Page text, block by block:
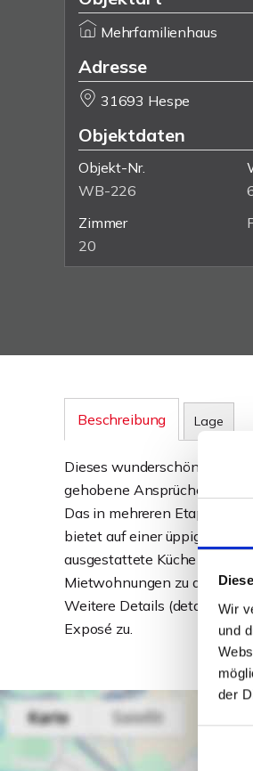
Wir
und
der
Mehrfamilienhaus
Adresse
31693 Hespe
Objektdaten
Objekt-Nr.
WB-226
Zimmer
20
Beschreibung Lage
Dieses wunderschöne
gehobene Ansprüche und
Das in mehreren Etappen
bietet auf einer üppigen
ausgestattete Küche und ein
Mietwohnungen zu diesem
Weitere Details (detaillierte
Exposé zu.